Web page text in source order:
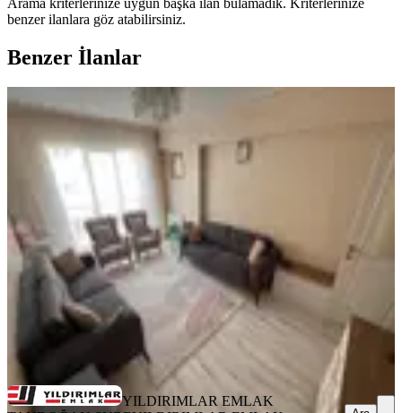
benzer ilanlara göz atabilirsiniz.
Benzer İlanlar
Yenikent Mustafa Kemal
Mahallesinde 3+1 Full Yapılı Daire
Günyüzü, Yenikent Mahallesi
4.000.000 ₺
YILDIRIMLAR EMLAK TANDOĞAN ŞUBE
YILDIRIMLAR
EMLAK TANDOĞAN ŞUBE
Ara
YILDIRIMLAR EMLAK